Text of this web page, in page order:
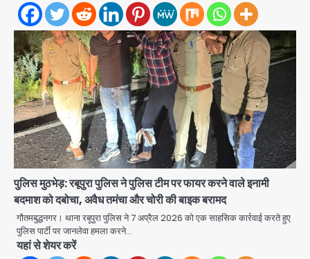
पुलिस मुठभेड़: रबूपुरा पुलिस ने पुलिस टीम पर फायर करने वाले इनामी
बदमाश को दबोचा, अवैध तमंचा और चोरी की बाइक बरामद
गौतमबुद्धनगर। थाना रबूपुरा पुलिस ने 7 अप्रैल 2026 को एक साहसिक कार्रवाई करते हुए
पुलिस पार्टी पर जानलेवा हमला करने…
यहां से शेयर करें
2
Rahul Gandhi’s Prayagraj
speech: युवाओं को ‘दर्द, डेटा, दौलत’ का
संदेश, बीजेपी का वार